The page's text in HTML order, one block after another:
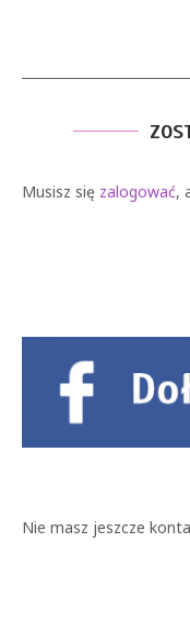
Musisz się zalogować,
Nie masz jeszcze